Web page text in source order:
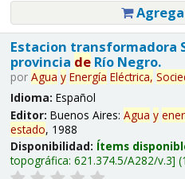
Estacion transformadora
provincia deRío Negro.
por Agua y Energía Eléctrica,
Idioma: Español
Editor: Buenos Aires: Agua y
estado, 1988
Disponibilidad: Ítems
topográfica: 621.374.5/A282/v.3